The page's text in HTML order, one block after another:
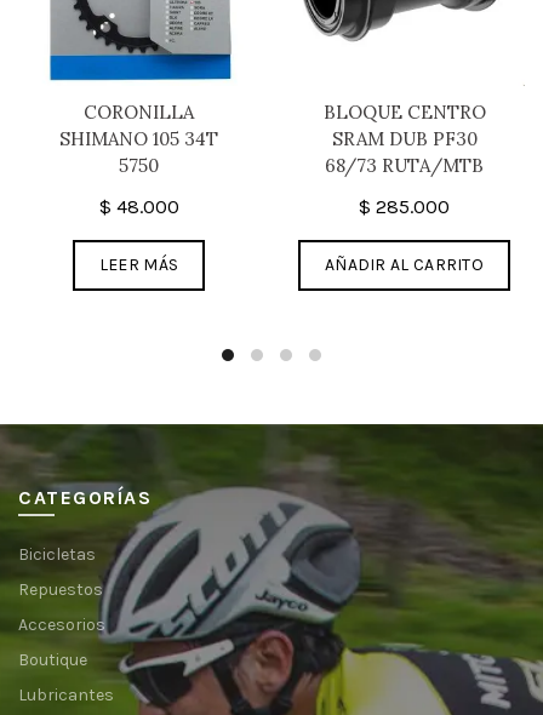
CORONILLA
SHIMANO 105 34T
5750
$ 48.000
LEER MÁS
BLOQUE CENTRO
SRAM DUB PF30
68/73 RUTA/MTB
$ 285.000
AÑADIR AL CARRITO
CATEGORÍAS
Bicicletas
Repuestos
Accesorios
Boutique
Lubricantes